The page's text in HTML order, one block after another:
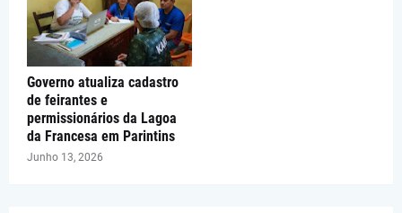
Governo atualiza cadastro
de feirantes e
permissionários da Lagoa
da Francesa em Parintins
Junho 13, 2026